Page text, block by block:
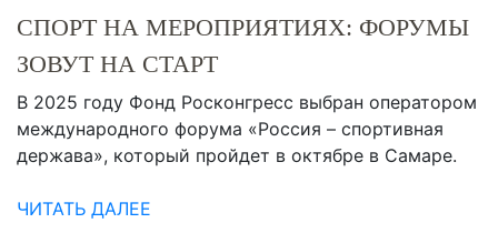
СПОРТ НА МЕРОПРИЯТИЯХ: ФОРУМЫ
ЗОВУТ НА СТАРТ
В 2025 году Фонд Росконгресс выбран оператором
международного форума «Россия – спортивная
держава», который пройдет в октябре в Самаре.
ЧИТАТЬ ДАЛЕЕ